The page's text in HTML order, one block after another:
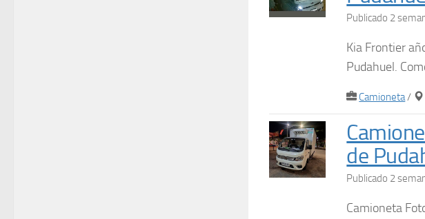
Publicado 2
Kia Frontier
Pudahuel.
Camioneta/
de
Publicado 2
Camioneta